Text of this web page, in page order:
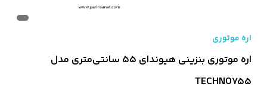
اره موتوری
اره موتوری بنزینی هیوندای 55 سانتی‌متری مدل
TECHNO755